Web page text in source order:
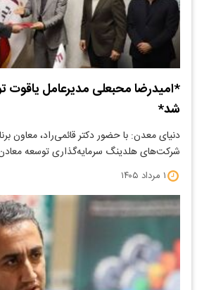
*امیدرضا محبعلی مدیرعامل یاقوت
شد*
دنیای معدن: با حضور دکتر قائمی‌راد، معاون
شرکت‌های هلدینگ سرمایه‌گذاری توسعه
۱ مرداد ۱۴۰۵